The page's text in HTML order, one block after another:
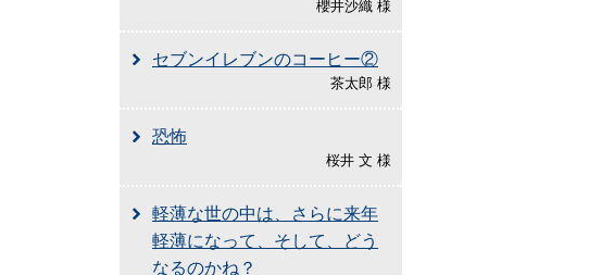
櫻井沙織 様
セブンイレブンのコーヒー②
茶太郎 様
恐怖
桜井 文 様
軽薄な世の中は、さらに来年
軽薄になって、そして、どう
なるのかね？